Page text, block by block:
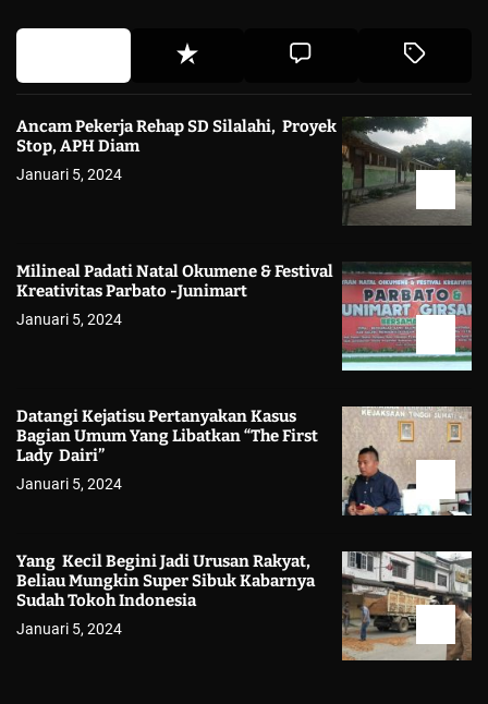
Ancam Pekerja Rehap SD Silalahi, Proyek
Stop, APH Diam
Januari 5, 2024
Milineal Padati Natal Okumene & Festival
Kreativitas Parbato -Junimart
Januari 5, 2024
Datangi Kejatisu Pertanyakan Kasus
Bagian Umum Yang Libatkan “The First
Lady Dairi”
Januari 5, 2024
Yang Kecil Begini Jadi Urusan Rakyat,
Beliau Mungkin Super Sibuk Kabarnya
Sudah Tokoh Indonesia
Januari 5, 2024